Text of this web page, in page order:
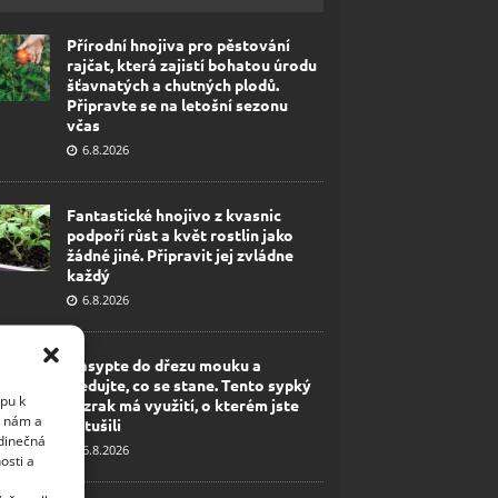
k
a
a
Přírodní hnojiva pro pěstování
rajčat, která zajistí bohatou úrodu
šťavnatých a chutných plodů.
Připravte se na letošní sezonu
včas
6.8.2026
Fantastické hnojivo z kvasnic
podpoří růst a květ rostlin jako
žádné jiné. Připravit jej zvládne
každý
6.8.2026
Nasypte do dřezu mouku a
sledujte, co se stane. Tento sypký
zázrak má využití, o kterém jste
netušili
6.8.2026